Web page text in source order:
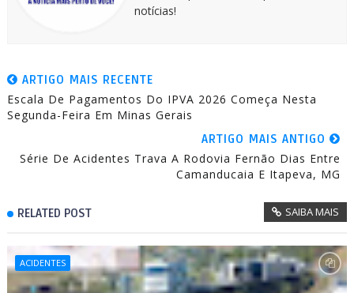
notícias!
ARTIGO MAIS RECENTE
Escala De Pagamentos Do IPVA 2026 Começa Nesta
Segunda-Feira Em Minas Gerais
ARTIGO MAIS ANTIGO
Série De Acidentes Trava A Rodovia Fernão Dias Entre
Camanducaia E Itapeva, MG
RELATED POST SAIBA MAIS
ACIDENTES